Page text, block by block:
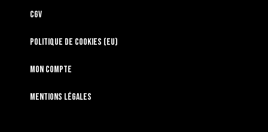
CGV
Politique de cookies (EU)
Mon compte
Mentions légales